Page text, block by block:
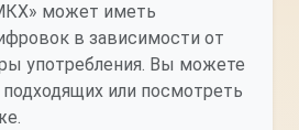
может иметь
в зависимости от
употребления. Вы можете
или посмотреть